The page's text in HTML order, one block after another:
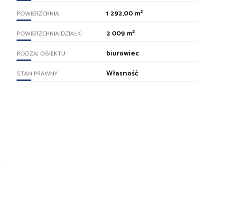
POWIERZCHNIA 1 292,00 m²
POWIERZCHNIA DZIAŁKI 2 009 m²
RODZAJ OBIEKTU biurowiec
STAN PRAWNY Własność